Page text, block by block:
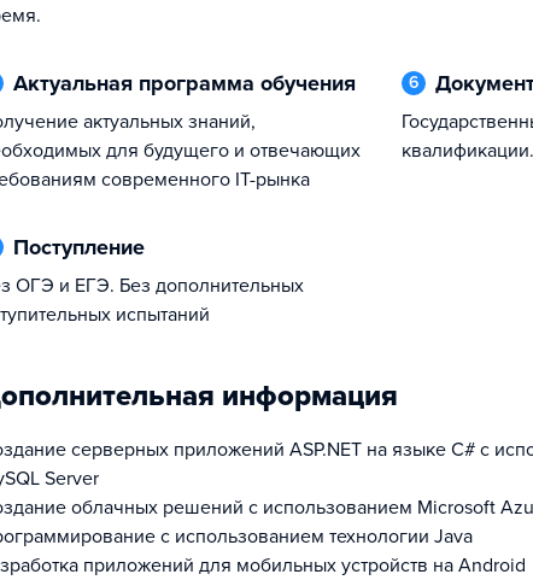
Актуальная программа обучения
для будущего и отвечающих
современного IT-рынка
6
Государственный диплом с присвоением
Поступление
испытаний
информация
серверных приложений ASP.NET на языке C# с
Server
облачных решений с использованием Microsoft
с использованием технологии Java
приложений для мобильных устройств на Android